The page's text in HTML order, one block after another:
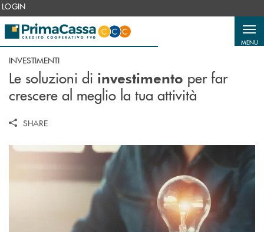
Salta al contenuto principale
LOGIN
MENU
INVESTIMENTI
Le soluzioni di investimento per far
crescere al meglio la tua attività
SHARE